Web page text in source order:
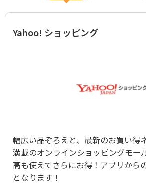
Yahoo! ショッピング
幅広い品ぞろえと、最新のお買い得
満載のオンラインショッピングモー
高も使えてさらにお得！アプリから
となります！